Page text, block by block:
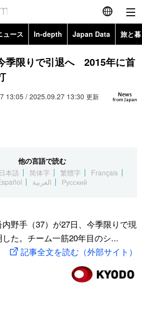
English
简体字
Русский
ュース In-depth Japan Data 旅と
Topics
季限りで引退へ 2015年に首
News
from Japan
13:05 / 2025.09.27 13:30 更新
他の言語で読む
日本語 简体字 繁體字
Français
العربية Русский
野手（37）が27日、今季限りで現
た。チーム一筋20年目のシ...
記事全文を読む（外部サイト）